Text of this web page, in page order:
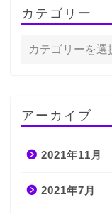
カテゴリー
アーカイブ
2021年11月
2021年7月